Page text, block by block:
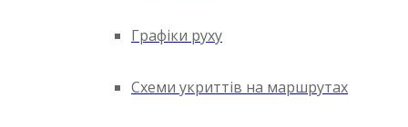
Графіки руху
Схеми укриттів на маршрутах